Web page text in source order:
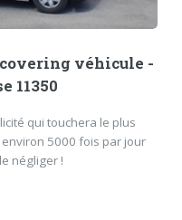
véhicule -
11350
qui touchera le plus
5000 fois par jour
négliger !